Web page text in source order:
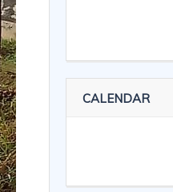
CALENDAR